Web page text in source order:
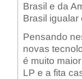
Brasil e da
Brasil
Pensando
novas
é muito
LP e a fita